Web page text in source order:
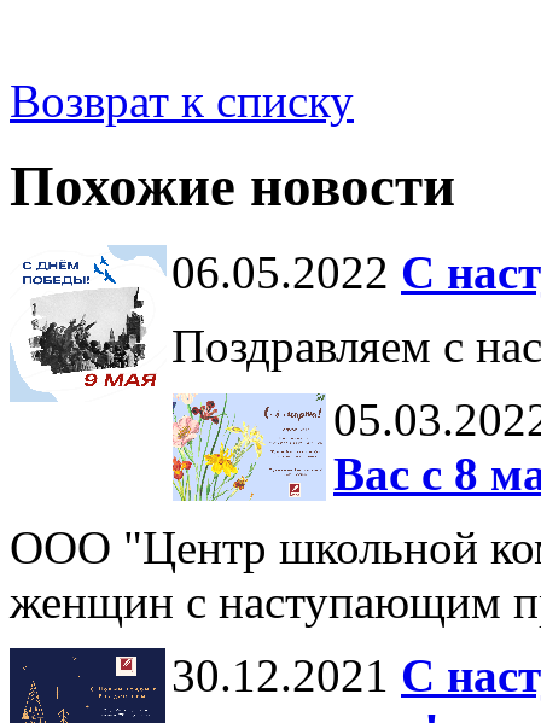
Возврат к списку
Похожие новости
06.05.2022 С
Поздравляем с
Вас с 8
ООО "Центр школьной
женщин с наступающим
30.12.2021 С